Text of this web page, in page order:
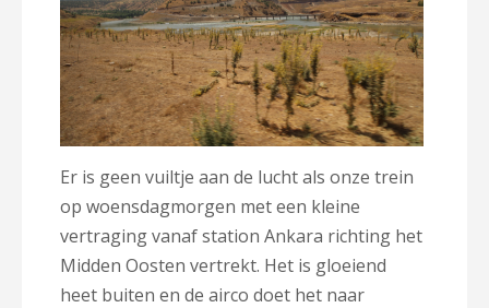
Er is geen vuiltje aan de lucht als onze trein
op woensdagmorgen met een kleine
vertraging vanaf station Ankara richting het
Midden Oosten vertrekt. Het is gloeiend
heet buiten en de airco doet het naar